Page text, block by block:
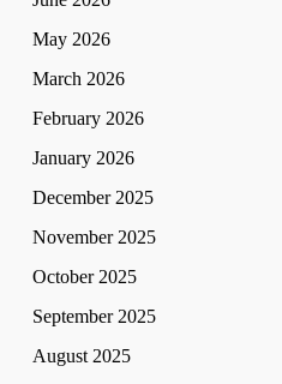
May 2026
March 2026
February 2026
January 2026
December 2025
November 2025
October 2025
September 2025
August 2025